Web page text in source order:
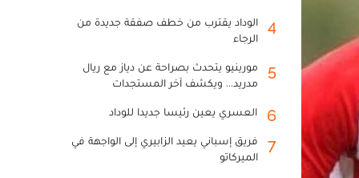
4
الوداد يقترب من خطف صفقة جديدة من
الرجاء
5
مورينيو يتحدث بصراحة عن دياز مع ريال
مدريد... ويكشف آخر المستجدات
6 العسري يعين رئيسا جديدا للوداد
7
فريق إسباني يعيد الزابيري إلى الواجهة في
الميركاتو